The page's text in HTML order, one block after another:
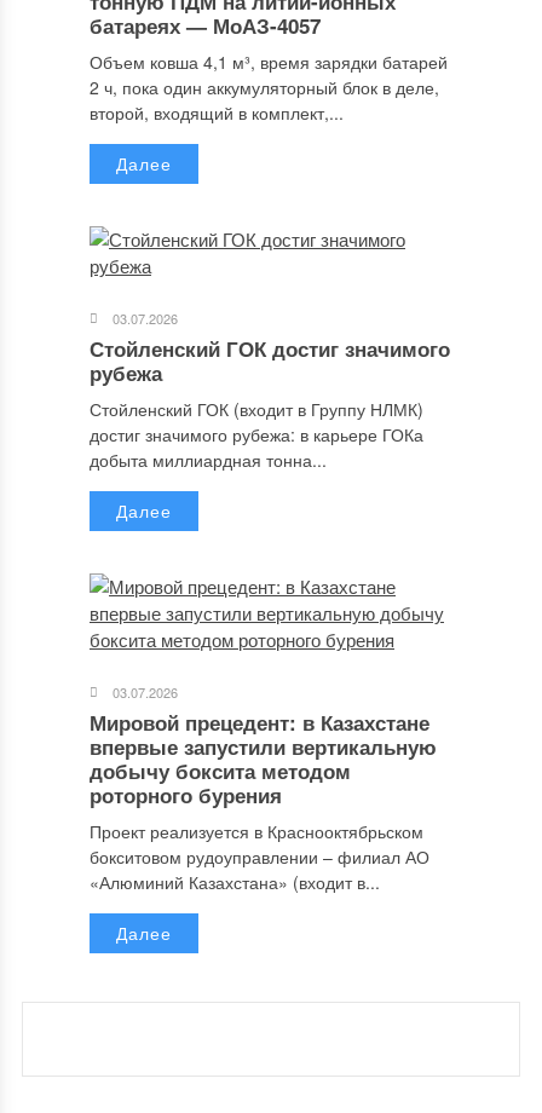
батареях — МоАЗ-4057
Объем ковша 4,1 м³, время зарядки батарей
2 ч, пока один аккумуляторный блок в деле,
второй, входящий в комплект,...
Далее
03.07.2026
Стойленский ГОК достиг значимого
рубежа
Стойленский ГОК (входит в Группу НЛМК)
достиг значимого рубежа: в карьере ГОКа
добыта миллиардная тонна...
Далее
03.07.2026
Мировой прецедент: в Казахстане
впервые запустили вертикальную
добычу боксита методом
роторного бурения
Проект реализуется в Краснооктябрьском
бокситовом рудоуправлении – филиал АО
«Алюминий Казахстана» (входит в...
Далее